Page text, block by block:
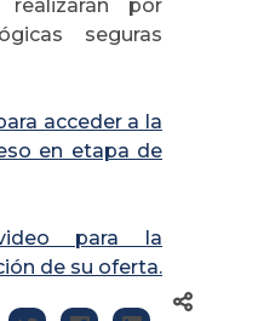
por
seguras
acceder a la
en etapa de
para la
de su oferta.